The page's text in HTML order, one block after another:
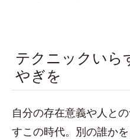
テクニックいら
やぎを
自分の存在意義や人と
すこの時代。別の誰か